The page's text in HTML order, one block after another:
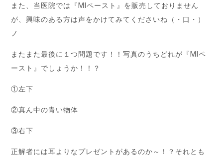
また、当医院では『MIペースト』を販売しておりません
が、興味のある方は声をかけてみてくださいね（・口・）
ノ
またまた最後に１つ問題です！！写真のうちどれが『MIペ
ースト』でしょうか！！？
①左下
②真ん中の青い物体
③右下
正解者には耳よりなプレゼントがあるのか～！？それとも